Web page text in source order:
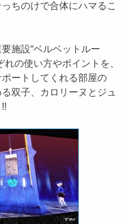
ちのけで合体にハマるこ
施設“ベルベットルー
の使い方やポイントを、
ートしてくれる部屋の
双子、カロリーヌとジュ